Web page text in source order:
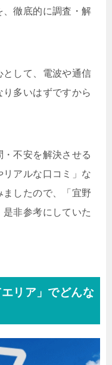
徹底的に調査・解
として、電波や通信
多いはずですから
不安を解決させる
アルな口コミ」な
したので、「宜野
非参考にしていた
リア」でどんな